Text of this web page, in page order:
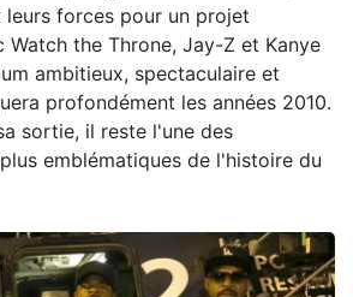
leurs forces pour un projet
Watch the Throne, Jay-Z et Kanye
ambitieux, spectaculaire et
profondément les années 2010.
sortie, il reste l'une des
emblématiques de l'histoire du